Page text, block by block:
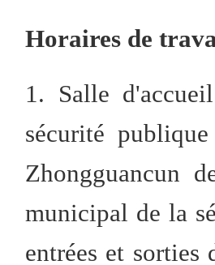
Horaires de
1. Salle
sécurité
Zhongguancun
municipal de la
entrées et sorties